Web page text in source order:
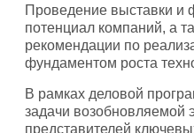
Проведение выставки и
потенциал компаний, а
рекомендации по
фундаментом роста
В рамках деловой
задачи возобновляемой
представителей